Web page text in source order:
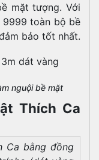
mặt tượng. Với
toàn bộ bề
bảo tốt nhất.
nguội bề mặt
Thích Ca
Ca bằng đồng